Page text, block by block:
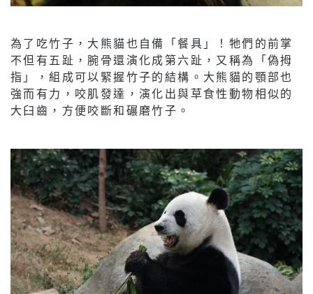
為了吃竹子，大熊貓也自備「餐具」！牠們的前掌
不但有五趾，腕骨還演化成第六趾，又稱為「偽拇
指」，組成可以緊握竹子的結構。大熊貓的顎部也
強而有力，咬肌發達，演化出與草食性動物相似的
大臼齒，方便咬斷和碾磨竹子。